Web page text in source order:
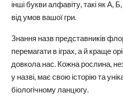
інші букви алфавіту, такі як
від умов вашої гри.
Знання назв представників
перемагати в іграх, а й краще
довкола нас. Кожна рослина,
у назві, має свою історію та
біологічному ланцюгу.